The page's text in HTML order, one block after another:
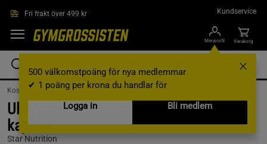
Fri frakt över 499 kr Kundservice
Min profil
500 välkomstpoäng för nya medlemmar
✔ 1 poäng per krona du handlar för
Logga in
Bli medlem
Varukorg
Kosttillskott /Kosttillskott för Leder / Kollagen
Ultimate Joint Support Kollagen 90
kapslar
Star Nutrition